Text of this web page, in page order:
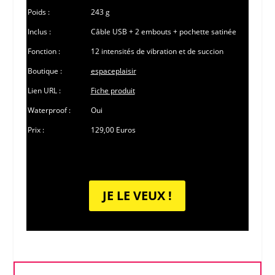
Poids :
243 g
Inclus :
Câble USB + 2 embouts + pochette satinée
Fonction :
12 intensités de vibration et de succion
Boutique :
espaceplaisir
Lien URL :
Fiche produit
Waterproof :
Oui
Prix :
129,00 Euros
JE LE VEUX !